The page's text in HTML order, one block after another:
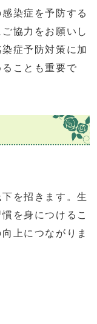
染症を予防する
協力をお願いし
症予防対策に加
ことも重要で
を招きます。生
を身につけるこ
上につながりま